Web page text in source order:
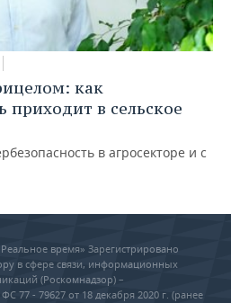
как
приходит в сельское
в агросекторе и с
время» Зарегистрировано
в сфере связи, информационных
(Роскомнадзор) –
77 - 79627 от 18 декабря 2020 г. (ранее